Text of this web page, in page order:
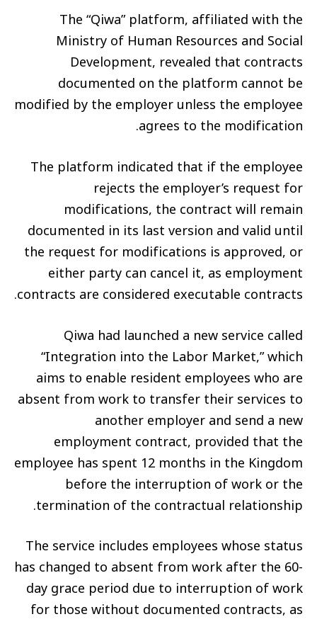
The “Qiwa” platform, affiliated with the
Ministry of Human Resources and Social
Development, revealed that contracts
documented on the platform cannot be
modified by the employer unless the employee
agrees to the modification.
The platform indicated that if the employee
rejects the employer’s request for
modifications, the contract will remain
documented in its last version and valid until
the request for modifications is approved, or
either party can cancel it, as employment
contracts are considered executable contracts.
Qiwa had launched a new service called
“Integration into the Labor Market,” which
aims to enable resident employees who are
absent from work to transfer their services to
another employer and send a new
employment contract, provided that the
employee has spent 12 months in the Kingdom
before the interruption of work or the
termination of the contractual relationship.
The service includes employees whose status
has changed to absent from work after the 60-
day grace period due to interruption of work
for those without documented contracts, as